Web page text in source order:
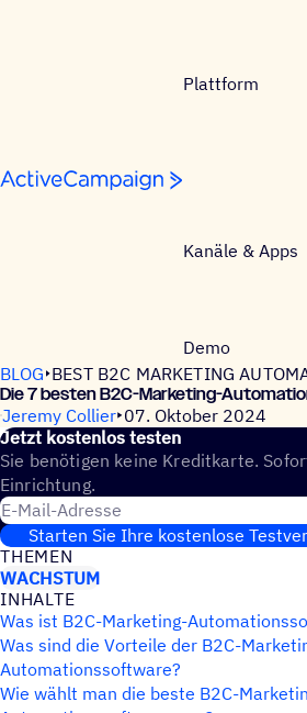
Plattform
Kanäle & Apps
Demo
BLOG BEST B2C MARKETING
Die 7 besten B2C-Marke­ting-
Jeremy Collier 07. Oktober 2024
Jetzt kosten­los testen
Sie benötigen keine Kreditkarte.
Einrichtung.
E-Mail-Adresse
Starten Sie Ihre kostenlose
THEMEN
WACHSTUM
INHALTE
Was ist B2C-Marketing-
Was sind die Vorteile der B2C-
Automationssoftware?
Wie wählt man die beste B2C-